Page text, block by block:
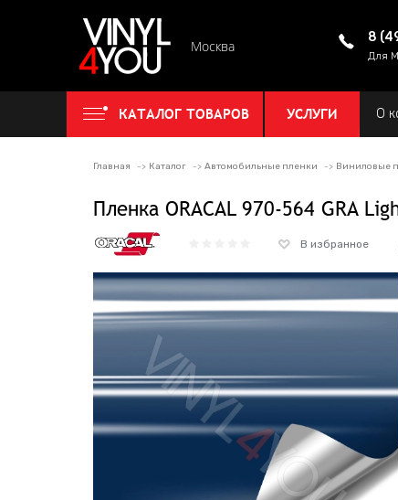
Москва
8
Для
КАТАЛОГ ТОВАРОВ УСЛУГИ О
Главная Каталог Автомобильные пленки Виниловые
Пленка ORACAL 970-564 GRA
В избранное